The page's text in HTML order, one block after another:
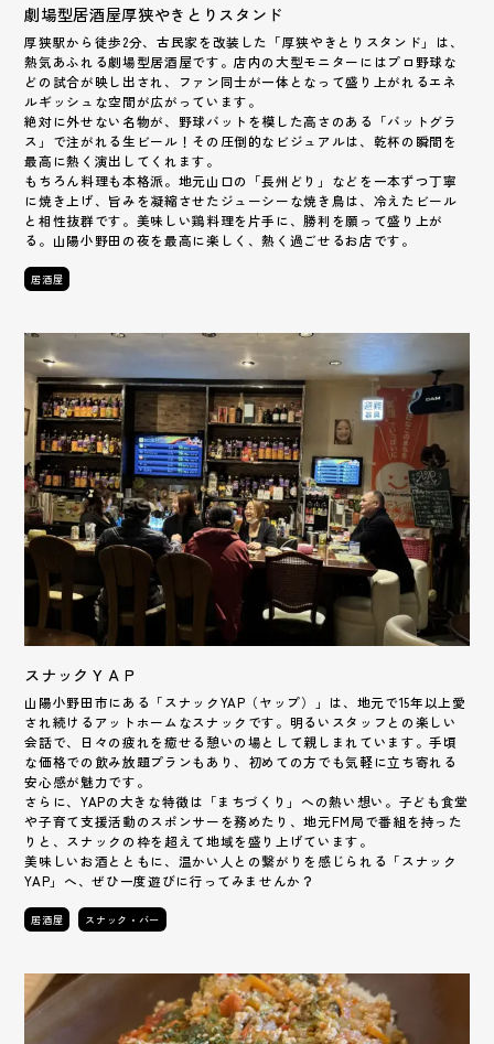
劇場型居酒屋厚狭やきとりスタンド
厚狭駅から徒歩2分、古民家を改装した「厚狭やきとりスタンド」は、
熱気あふれる劇場型居酒屋です。店内の大型モニターにはプロ野球な
どの試合が映し出され、ファン同士が一体となって盛り上がれるエネ
ルギッシュな空間が広がっています。
絶対に外せない名物が、野球バットを模した高さのある「バットグラ
ス」で注がれる生ビール！その圧倒的なビジュアルは、乾杯の瞬間を
最高に熱く演出してくれます。
もちろん料理も本格派。地元山口の「長州どり」などを一本ずつ丁寧
に焼き上げ、旨みを凝縮させたジューシーな焼き鳥は、冷えたビール
と相性抜群です。美味しい鶏料理を片手に、勝利を願って盛り上が
る。山陽小野田の夜を最高に楽しく、熱く過ごせるお店です。
居酒屋
スナックＹＡＰ
山陽小野田市にある「スナックYAP（ヤップ）」は、地元で15年以上愛
され続けるアットホームなスナックです。明るいスタッフとの楽しい
会話で、日々の疲れを癒せる憩いの場として親しまれています。手頃
な価格での飲み放題プランもあり、初めての方でも気軽に立ち寄れる
安心感が魅力です。
さらに、YAPの大きな特徴は「まちづくり」への熱い想い。子ども食堂
や子育て支援活動のスポンサーを務めたり、地元FM局で番組を持った
りと、スナックの枠を超えて地域を盛り上げています。
美味しいお酒とともに、温かい人との繋がりを感じられる「スナック
YAP」へ、ぜひ一度遊びに行ってみませんか？
居酒屋 スナック・バー